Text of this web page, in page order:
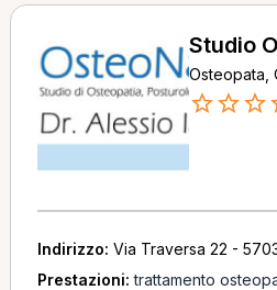
Studio
Osteopata,
Indirizzo: Via Traversa 22 -
Prestazioni:trattamento